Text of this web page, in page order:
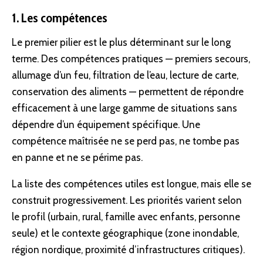
1. Les compétences
Le premier pilier est le plus déterminant sur le long
terme. Des compétences pratiques — premiers secours,
allumage d’un feu, filtration de l’eau, lecture de carte,
conservation des aliments — permettent de répondre
efficacement à une large gamme de situations sans
dépendre d’un équipement spécifique. Une
compétence maîtrisée ne se perd pas, ne tombe pas
en panne et ne se périme pas.
La liste des compétences utiles est longue, mais elle se
construit progressivement. Les priorités varient selon
le profil (urbain, rural, famille avec enfants, personne
seule) et le contexte géographique (zone inondable,
région nordique, proximité d’infrastructures critiques).